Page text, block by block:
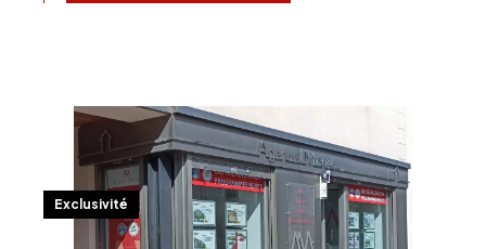
Exclusivité